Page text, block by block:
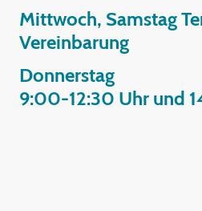
Mittwoch, Samstag
Vereinbarung
Donnerstag
9:00-12:30 Uhr und